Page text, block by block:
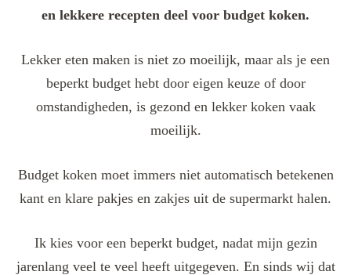
en lekkere recepten deel voor budget koken.
Lekker eten maken is niet zo moeilijk, maar als je een
beperkt budget hebt door eigen keuze of door
omstandigheden, is gezond en lekker koken vaak
moeilijk.
Budget koken moet immers niet automatisch betekenen
kant en klare pakjes en zakjes uit de supermarkt halen.
Ik kies voor een beperkt budget, nadat mijn gezin
jarenlang veel te veel heeft uitgegeven. En sinds wij dat